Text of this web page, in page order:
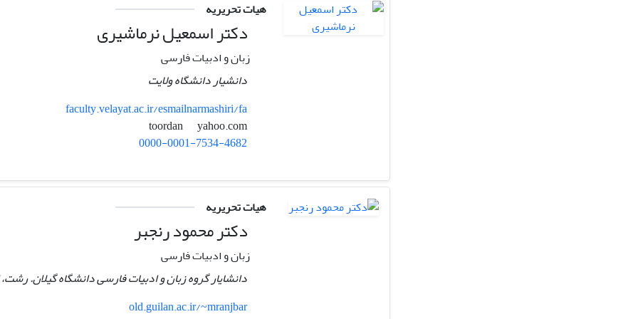
هیات تحریریه
دکتر اسمعیل نرماشیری
زبان و ادبیات فارسی
دانشیار دانشگاه ولایت
faculty.velayat.ac.ir/esmailnarmashiri/fa
yahoo.com
0000-0001-7534-4682
هیات تحریریه
دکتر محمود رنجبر
زبان و ادبیات فارسی
دانشایار گروه زبان و ادبیات فارسی دانشگاه گیلان. رشت،
old.guilan.ac.ir/~mranjbar